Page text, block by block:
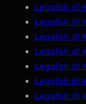
Legalisir di
Legalisir di
Legalisir di
Legalisir di
Legalisir di
Legalisir di
Legalisir di